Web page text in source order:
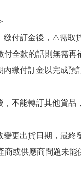
繳付訂金後，⚠️需取
全款的話則無需再
內繳付訂金以完成預
不能轉訂其他貨品
變更出貨日期，最終
商或供應商問題未能